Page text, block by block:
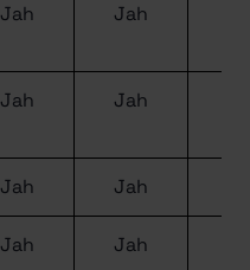
Jah Jah
Jah Jah
Jah Jah
Jah Jah